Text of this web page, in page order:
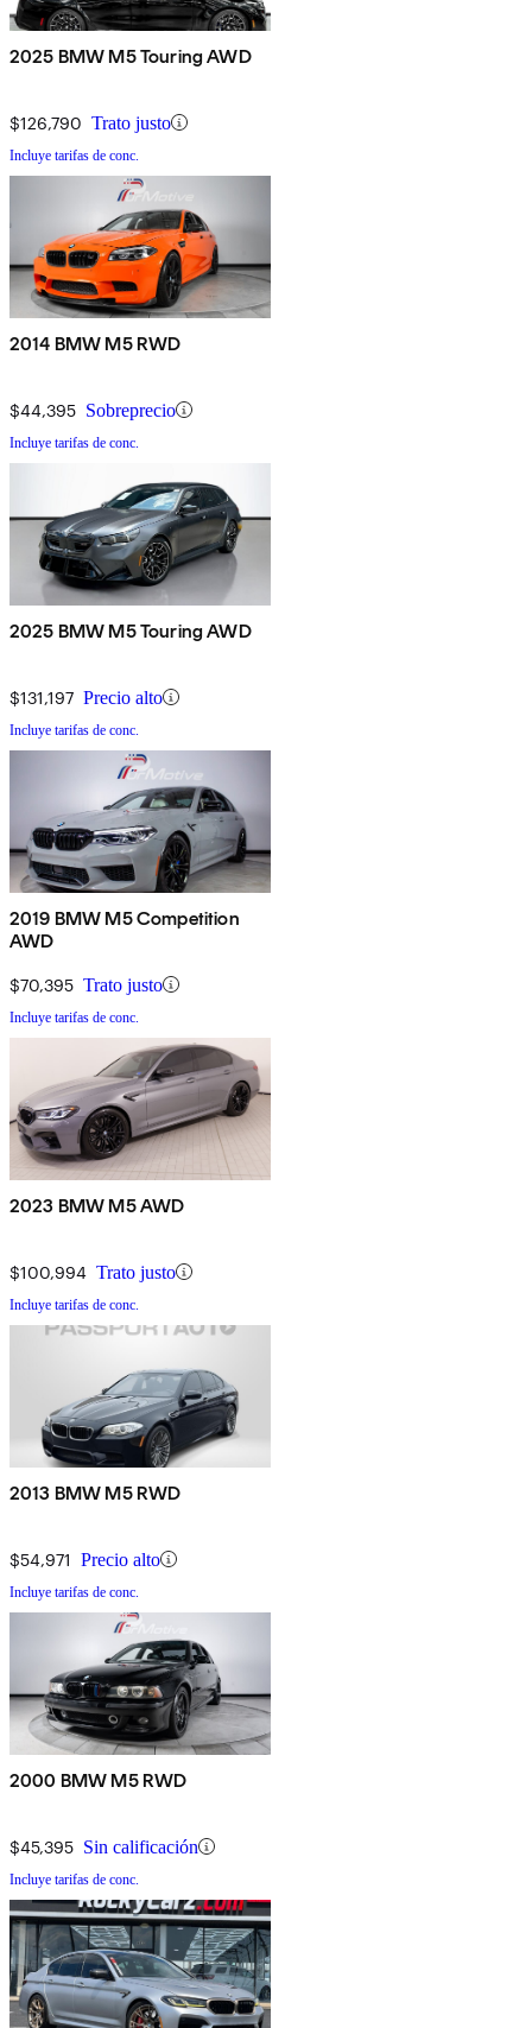
2025 BMW M5 Touring AWD
$126,790 Trato justo
Incluye tarifas de conc.
2014 BMW M5 RWD
$44,395 Sobreprecio
Incluye tarifas de conc.
2025 BMW M5 Touring AWD
$131,197 Precio alto
Incluye tarifas de conc.
2019 BMW M5 Competition
AWD
$70,395 Trato justo
Incluye tarifas de conc.
2023 BMW M5 AWD
$100,994 Trato justo
Incluye tarifas de conc.
2013 BMW M5 RWD
$54,971 Precio alto
Incluye tarifas de conc.
2000 BMW M5 RWD
$45,395 Sin calificación
Incluye tarifas de conc.